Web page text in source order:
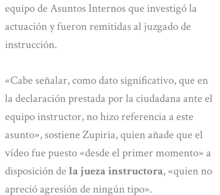
equipo de Asuntos Internos que investigó la
actuación y fueron remitidas al juzgado de
instrucción.
«Cabe señalar, como dato significativo, que en
la declaración prestada por la ciudadana ante el
equipo instructor, no hizo referencia a este
asunto», sostiene Zupiria, quien añade que el
vídeo fue puesto «desde el primer momento» a
disposición de la jueza instructora, «quien no
apreció agresión de ningún tipo».